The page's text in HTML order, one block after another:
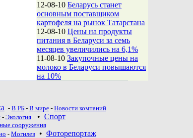
12-08-10 Беларусь станет
основным поставщиком
картофеля на рынок Татарстана
12-08-10 Цены на продукты
питания в Беларуси за семь
месяцев увеличились на 6,1%
11-08-10 Закупочные цены на
молоко в Беларуси повышаются
на 10%
- В РБ - В мире - Новости компаний
- Экология • Спорт
сооружения
- Могилев • Фоторепортаж